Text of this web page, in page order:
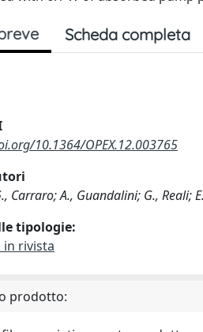
Scheda completa
10.1364/OPEX.12.003765
Carraro; A., Guandalini; G., Reali;
tipologie:
in rivista
prodotto: